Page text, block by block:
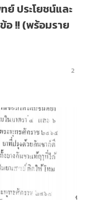
ประโยชน์และ
!! (พร้อมราย
2